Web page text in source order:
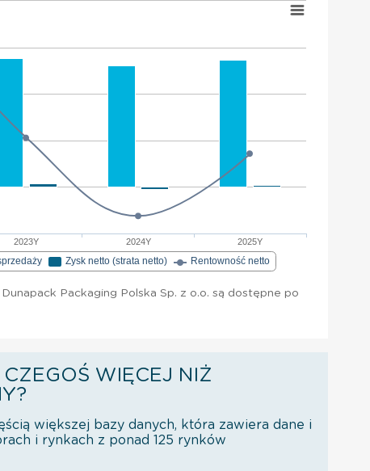
2023Y 2024Y 2025Y
Zysk netto (strata netto) Rentowność netto
Packaging Polska Sp. z o.o. są dostępne po
WIĘCEJ NIŻ
większej bazy danych, która zawiera dane i
i rynkach z ponad 125 rynków